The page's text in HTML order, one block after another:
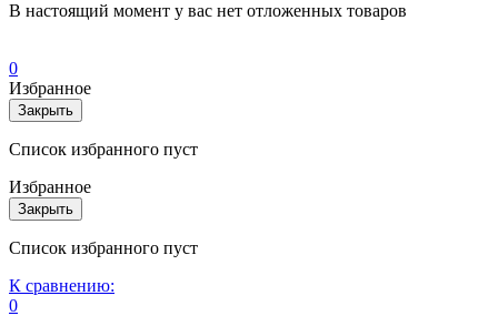
В настоящий момент у вас нет отложенных товаров
0
Избранное
Закрыть
Список избранного пуст
Избранное
Закрыть
Список избранного пуст
К сравнению:
0